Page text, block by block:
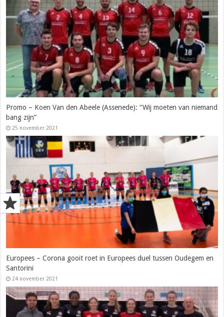
Promo – Koen Van den Abeele (Assenede): “Wij moeten van niemand
bang zijn”
25 november 2021
Europees – Corona gooit roet in Europees duel tussen Oudegem en
Santorini
24 november 2021